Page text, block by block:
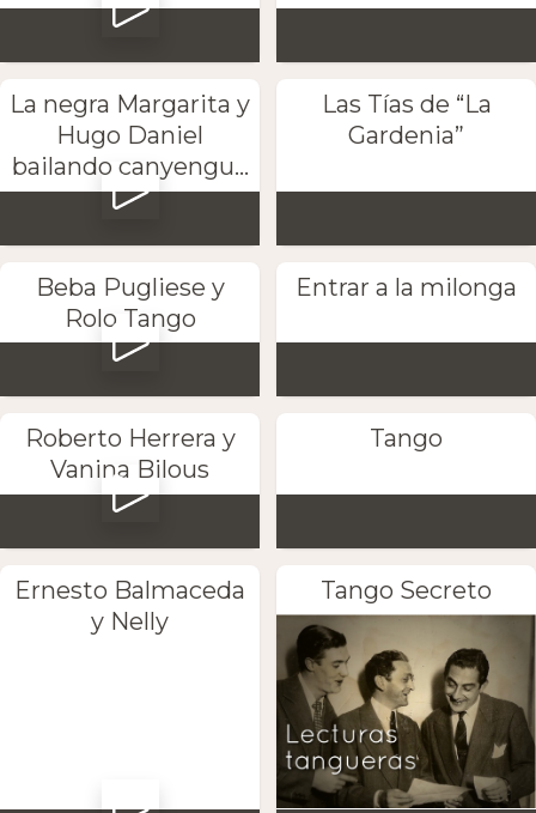
La negra Margarita y
Hugo Daniel
bailando canyengu...
Las Tías de “La
Gardenia”
Beba Pugliese y
Rolo Tango
Entrar a la milonga
Roberto Herrera y
Vanina Bilous
Tango
Ernesto Balmaceda
y Nelly
Tango Secreto